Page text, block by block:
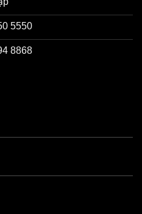
5550
8868